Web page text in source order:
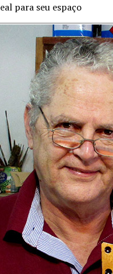
para seu espaço